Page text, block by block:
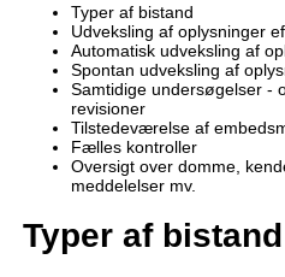
Typer af bistand
Udveksling af oplysninger
Automatisk udveksling af
Spontan udveksling af
Samtidige undersøgelser -
revisioner
Tilstedeværelse af
Fælles kontroller
Oversigt over domme,
meddelelser mv.
Typer af bistand